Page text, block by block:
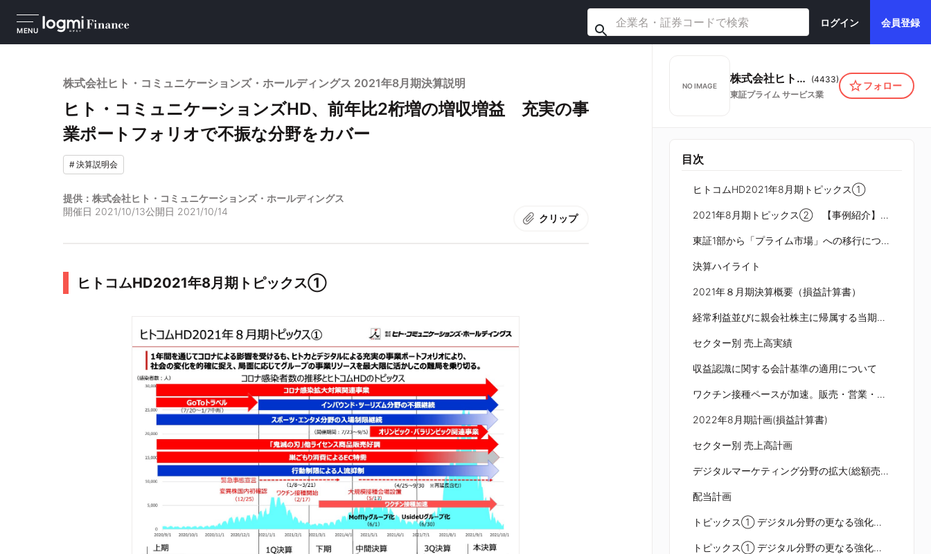
MENU
ログイン 会員登録
株式会社ヒト・コミュニケーションズ・ホールディングス 2021年8月期決算説明
ヒト・コミュニケーションズHD、前年比2桁増の増収増益 充実の事
業ポートフォリオで不振な分野をカバー
#決算説明会
提供：株式会社ヒト・コミュニケーションズ・ホールディングス
開催日 2021/10/13公開日 2021/10/14
クリップ
ヒトコムHD2021年8月期トピックス①
NO IMAGE
株式会社ヒト・コミュニケーションズ・ホールディングス (4433)
東証プライム サービス業
フォロー
目次
ヒトコムHD2021年8月期トピックス①
2021年8月期トピックス② 【事例紹介】コロナウイルス感染拡大対策関連事業例
東証1部から「プライム市場」への移行について
決算ハイライト
2021年８月期決算概要（損益計算書）
経常利益並びに親会社株主に帰属する当期純利益について
セクター別 売上高実績
収益認識に関する会計基準の適用について
ワクチン接種ペースが加速。販売・営業・サービス分野の事業環境が期中に改善すると予想
2022年8月期計画(損益計算書)
セクター別 売上高計画
デジタルマーケティング分野の拡大(総額売上高)
配当計画
トピックス① デジタル分野の更なる強化（1）コロナ禍で顕在化する変化への対応
トピックス① デジタル分野の更なる強化（2）デジタルソリューション営業部の新設